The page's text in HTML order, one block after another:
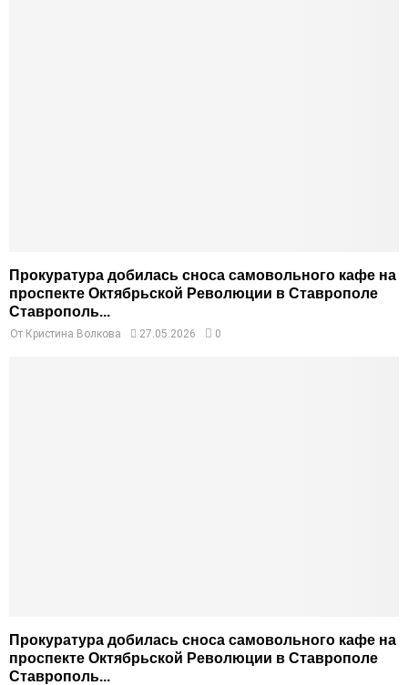
Прокуратура добилась сноса самовольного кафе на
проспекте Октябрьской Революции в Ставрополе
Ставрополь...
От Кристина Волкова 27.05.2026 0
Прокуратура добилась сноса самовольного кафе на
проспекте Октябрьской Революции в Ставрополе
Ставрополь...